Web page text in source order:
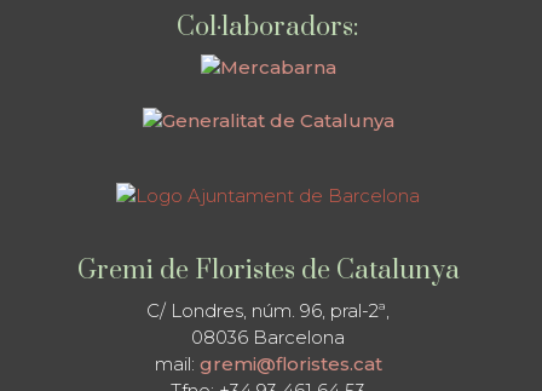
Col·laboradors:
Gremi de Floristes de Catalunya
C/ Londres, núm. 96, pral-2ª,
08036 Barcelona
mail: gremi@floristes.cat